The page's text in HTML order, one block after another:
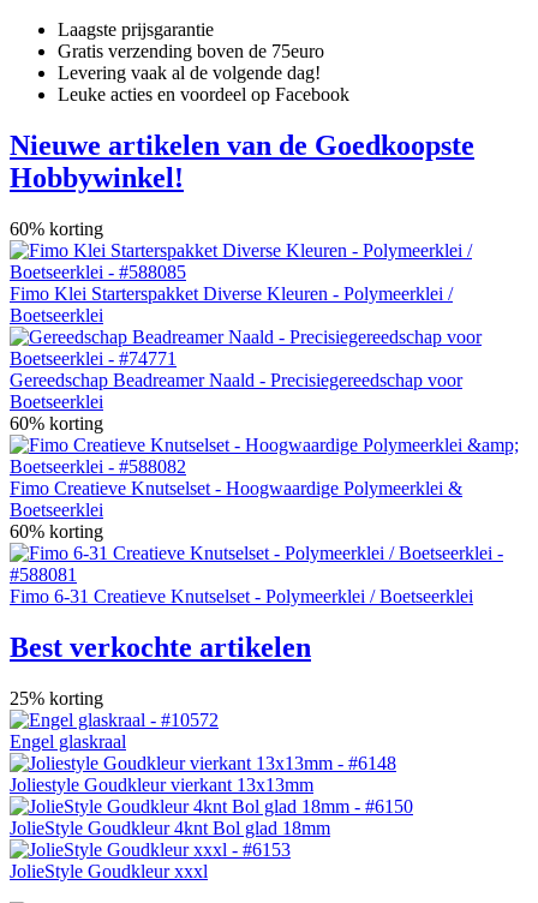
Laagste prijsgarantie
Gratis verzending boven de 75euro
Levering vaak al de volgende dag!
Leuke acties en voordeel op Facebook
Nieuwe artikelen van de Goedkoopste
Hobbywinkel!
60% korting
Fimo Klei Starterspakket Diverse Kleuren - Polymeerklei /
Boetseerklei
Gereedschap Beadreamer Naald - Precisiegereedschap voor
Boetseerklei
60% korting
Fimo Creatieve Knutselset - Hoogwaardige Polymeerklei &
Boetseerklei
60% korting
Fimo 6-31 Creatieve Knutselset - Polymeerklei / Boetseerklei
Best verkochte artikelen
25% korting
Engel glaskraal
Joliestyle Goudkleur vierkant 13x13mm
JolieStyle Goudkleur 4knt Bol glad 18mm
JolieStyle Goudkleur xxxl